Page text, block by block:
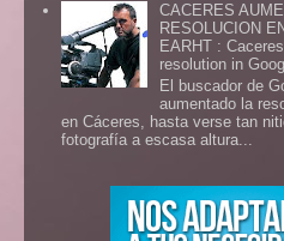
CACERES
RESOLUCION
EARHT :
resolution in
El buscador de
aumentado la
en Cáceres, hasta verse tan
fotografía a escasa altura...